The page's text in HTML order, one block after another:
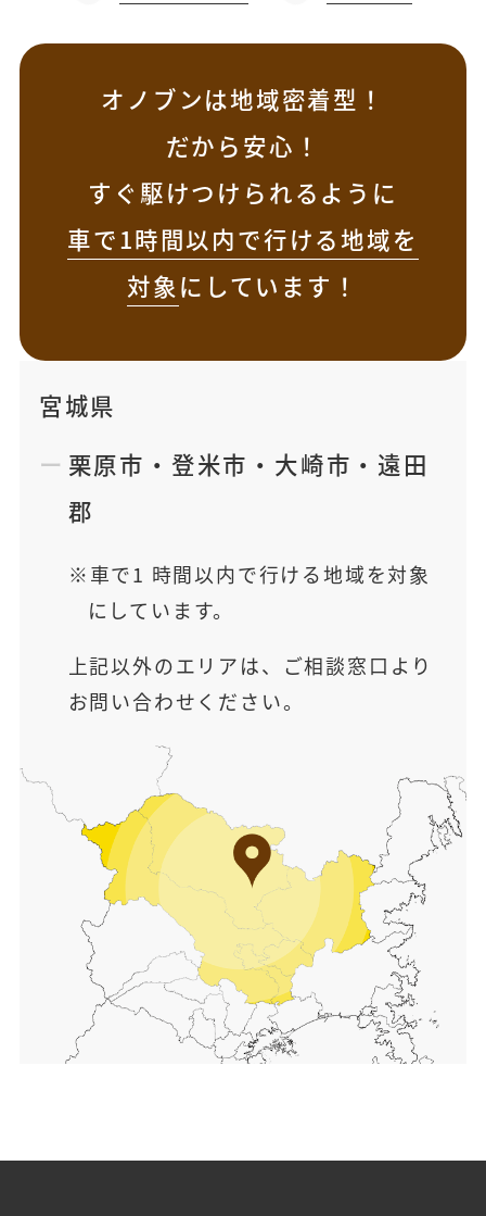
オノブンは地域密着型！
だから安心！
すぐ駆けつけられるように
車で1時間以内で行ける地域を
対象にしています！
宮城県
栗原市 ・ 登米市 ・ 大崎市 ・ 遠田
郡
車で1 時間以内で行ける地域を対象
にしています。
上記以外のエリアは、ご相談窓口より
お問い合わせください。